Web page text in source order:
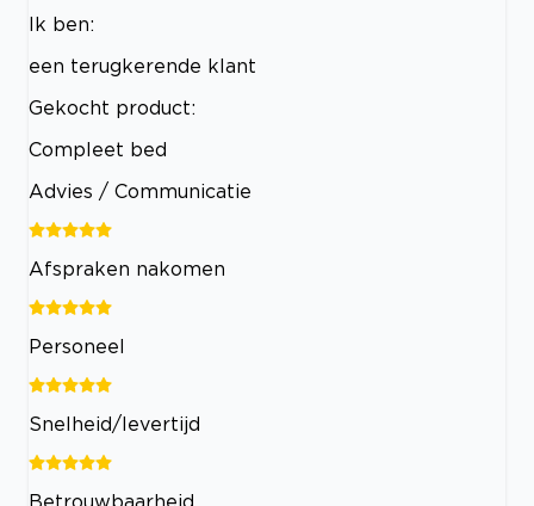
Ik ben:
een terugkerende klant
Gekocht product:
Compleet bed
Advies / Communicatie
Afspraken nakomen
Personeel
Snelheid/levertijd
Betrouwbaarheid